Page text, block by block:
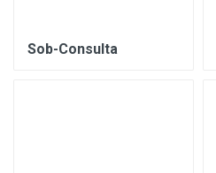
Sob-Consulta